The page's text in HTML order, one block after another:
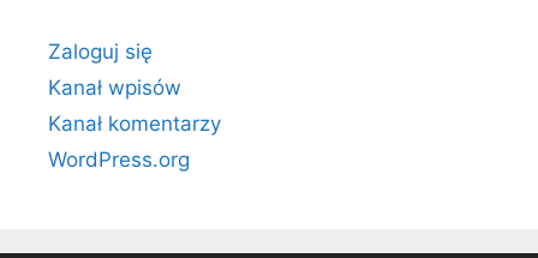
Zaloguj się
Kanał wpisów
Kanał komentarzy
WordPress.org